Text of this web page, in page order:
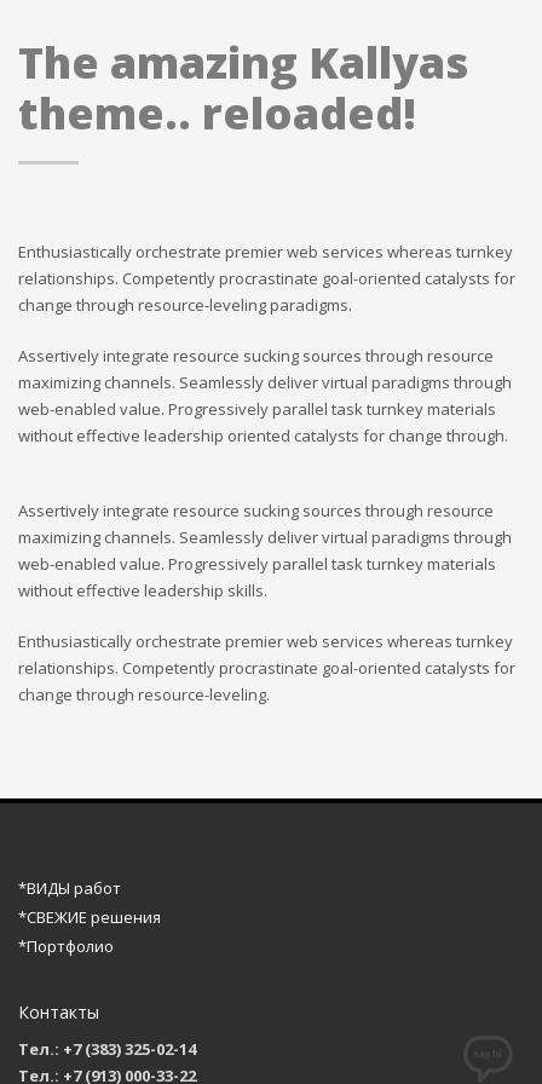
The amazing Kallyas
theme.. reloaded!
Enthusiastically orchestrate premier web services whereas turnkey
relationships. Competently procrastinate goal-oriented catalysts for
change through resource-leveling paradigms.
Assertively integrate resource sucking sources through resource
maximizing channels. Seamlessly deliver virtual paradigms through
web-enabled value. Progressively parallel task turnkey materials
without effective leadership oriented catalysts for change through.
Assertively integrate resource sucking sources through resource
maximizing channels. Seamlessly deliver virtual paradigms through
web-enabled value. Progressively parallel task turnkey materials
without effective leadership skills.
Enthusiastically orchestrate premier web services whereas turnkey
relationships. Competently procrastinate goal-oriented catalysts for
change through resource-leveling.
*ВИДЫ работ
*СВЕЖИЕ решения
*Портфолио
Контакты
Тел.: +7 (383) 325-02-14
Тел.: +7 (913) 000-33-22